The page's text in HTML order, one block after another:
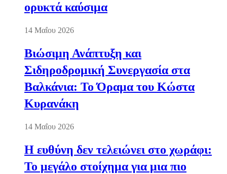
ορυκτά καύσιμα
14 Μαΐου 2026
Βιώσιμη Ανάπτυξη και
Σιδηροδρομική Συνεργασία στα
Βαλκάνια: Το Όραμα του Κώστα
Κυρανάκη
14 Μαΐου 2026
Η ευθύνη δεν τελειώνει στο χωράφι:
Το μεγάλο στοίχημα για μια πιο